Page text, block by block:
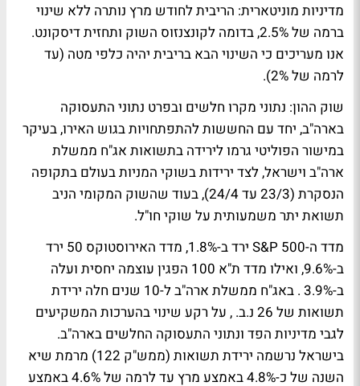
מדיניות מוניטארית: הריבית לחודש מרץ נותרה ללא שינוי
ברמה של 2.5%, בדומה לקונצנזוס השוק ותחזית דיסקונט.
אנו מעריכים כי השינוי הבא בריבית יהיה כלפי מטה (עד
לרמה של 2%).
שוק ההון: נתוני מקרו חלשים ובפרט נתוני התעסוקה
בארה"ב, יחד עם החששות להתפתחויות בגוש האירו, בעיקר
במישור הפוליטי גרמו לירידה בתשואות אג"ח ממשלת
ארה"ב וישראל, לצד ירידות בשוקי המניות בעולם בתקופה
הנסקרת (23/3 עד 24/4), בעוד שהשוק המקומי הניב
תשואת יתר משמעותית על שוקי חו"ל.
מדד ה-S&P 500 ירד ב-1.8%, מדד האירוסטוקס 50 ירד
ב-9.6%, ואילו מדד ת"א 100 הפגין עוצמה יחסית ועלה
ב-3.9% . באג"ח ממשלת ארה"ב ל-10 שנים חלה ירידת
תשואות של 26 נ.ב. , על רקע שינוי בהערכות המשקיעים
לגבי מדיניות הפד ונתוני התעסוקה החלשים בארה"ב.
בישראל נרשמה ירידת תשואות (ממש"ק 122) מרמת שיא
השנה של כ-4.8% באמצע מרץ עד לרמה של 4.6% באמצע